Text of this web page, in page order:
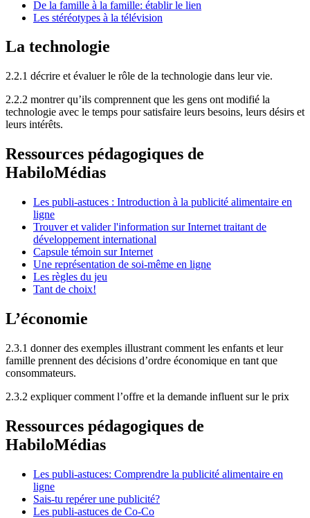
De la famille à la famille: établir le lien
Les stéréotypes à la télévision
La technologie
2.2.1 décrire et évaluer le rôle de la technologie dans leur vie.
2.2.2 montrer qu’ils comprennent que les gens ont modifié la
technologie avec le temps pour satisfaire leurs besoins, leurs désirs et
leurs intérêts.
Ressources pédagogiques de
HabiloMédias
Les publi-astuces : Introduction à la publicité alimentaire en
ligne
Trouver et valider l'information sur Internet traitant de
développement international
Capsule témoin sur Internet
Une représentation de soi-même en ligne
Les règles du jeu
Tant de choix!
L’économie
2.3.1 donner des exemples illustrant comment les enfants et leur
famille prennent des décisions d’ordre économique en tant que
consommateurs.
2.3.2 expliquer comment l’offre et la demande influent sur le prix
Ressources pédagogiques de
HabiloMédias
Les publi-astuces: Comprendre la publicité alimentaire en
ligne
Sais-tu repérer une publicité?
Les publi-astuces de Co-Co